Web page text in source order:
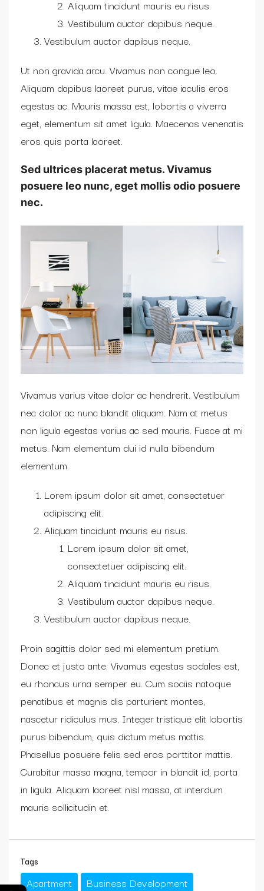
Aliquam tincidunt mauris eu risus.
Vestibulum auctor dapibus neque.
Vestibulum auctor dapibus neque.
Ut non gravida arcu. Vivamus non congue leo.
Aliquam dapibus laoreet purus, vitae iaculis eros
egestas ac. Mauris massa est, lobortis a viverra
eget, elementum sit amet ligula. Maecenas venenatis
eros quis porta laoreet.
Sed ultrices placerat metus. Vivamus
posuere leo nunc, eget mollis odio posuere
nec.
Vivamus varius vitae dolor ac hendrerit. Vestibulum
nec dolor ac nunc blandit aliquam. Nam at metus
non ligula egestas varius ac sed mauris. Fusce at mi
metus. Nam elementum dui id nulla bibendum
elementum.
Lorem ipsum dolor sit amet, consectetuer
adipiscing elit.
Aliquam tincidunt mauris eu risus.
Lorem ipsum dolor sit amet,
consectetuer adipiscing elit.
Aliquam tincidunt mauris eu risus.
Vestibulum auctor dapibus neque.
Vestibulum auctor dapibus neque.
Proin sagittis dolor sed mi elementum pretium.
Donec et justo ante. Vivamus egestas sodales est,
eu rhoncus urna semper eu. Cum sociis natoque
penatibus et magnis dis parturient montes,
nascetur ridiculus mus. Integer tristique elit lobortis
purus bibendum, quis dictum metus mattis.
Phasellus posuere felis sed eros porttitor mattis.
Curabitur massa magna, tempor in blandit id, porta
in ligula. Aliquam laoreet nisl massa, at interdum
mauris sollicitudin et.
Tags
Apartment
Business Development